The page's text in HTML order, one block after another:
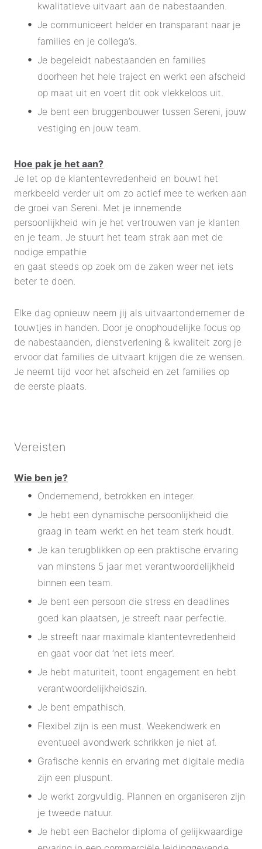
kwalitatieve uitvaart aan de nabestaanden.
Je communiceert helder en transparant naar je
families en je collega’s.
Je begeleidt nabestaanden en families
doorheen het hele traject en werkt een afscheid
op maat uit en voert dit ook vlekkeloos uit.
Je bent een bruggenbouwer tussen Sereni, jouw
vestiging en jouw team.
Hoe pak je het aan?
Je let op de klantentevredenheid en bouwt het
merkbeeld verder uit om zo actief mee te werken aan
de groei van Sereni. Met je innemende
persoonlijkheid win je het vertrouwen van je klanten
en je team. Je stuurt het team strak aan met de
nodige empathie
en gaat steeds op zoek om de zaken weer net iets
beter te doen.
Elke dag opnieuw neem jij als uitvaartondernemer de
touwtjes in handen. Door je onophoudelijke focus op
de nabestaanden, dienstverlening & kwaliteit zorg je
ervoor dat families de uitvaart krijgen die ze wensen.
Je neemt tijd voor het afscheid en zet families op
de eerste plaats.
Vereisten
Wie ben je?
Ondernemend, betrokken en integer.
Je hebt een dynamische persoonlijkheid die
graag in team werkt en het team sterk houdt.
Je kan terugblikken op een praktische ervaring
van minstens 5 jaar met verantwoordelijkheid
binnen een team.
Je bent een persoon die stress en deadlines
goed kan plaatsen, je streeft naar perfectie.
Je streeft naar maximale klantentevredenheid
en gaat voor dat ‘net iets meer’.
Je hebt maturiteit, toont engagement en hebt
verantwoordelijkheidszin.
Je bent empathisch.
Flexibel zijn is een must. Weekendwerk en
eventueel avondwerk schrikken je niet af.
Grafische kennis en ervaring met digitale media
zijn een pluspunt.
Je werkt zorgvuldig. Plannen en organiseren zijn
je tweede natuur.
Je hebt een Bachelor diploma of gelijkwaardige